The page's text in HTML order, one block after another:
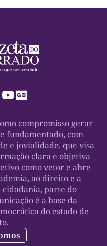
compromisso gerar
fundamentado, com
e jovialidade, que visa
clara e objetiva
como vetor e abre
ao direito e a
cidadania, parte do
é a base da
do estado de